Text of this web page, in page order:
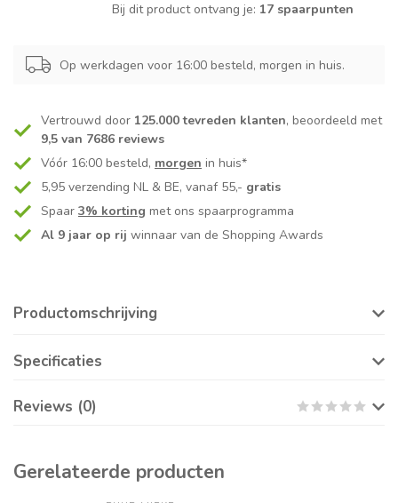
Bij dit product ontvang je: 17 spaarpunten
Op werkdagen voor 16:00 besteld, morgen in huis.
Vertrouwd door 125.000 tevreden klanten, beoordeeld met
9,5 van 7686 reviews
Vóór 16:00 besteld, morgen in huis*
5,95 verzending NL & BE, vanaf 55,- gratis
Spaar 3% korting met ons spaarprogramma
Al 9 jaar op rij winnaar van de Shopping Awards
Productomschrijving
Specificaties
Reviews (0)
Gerelateerde producten